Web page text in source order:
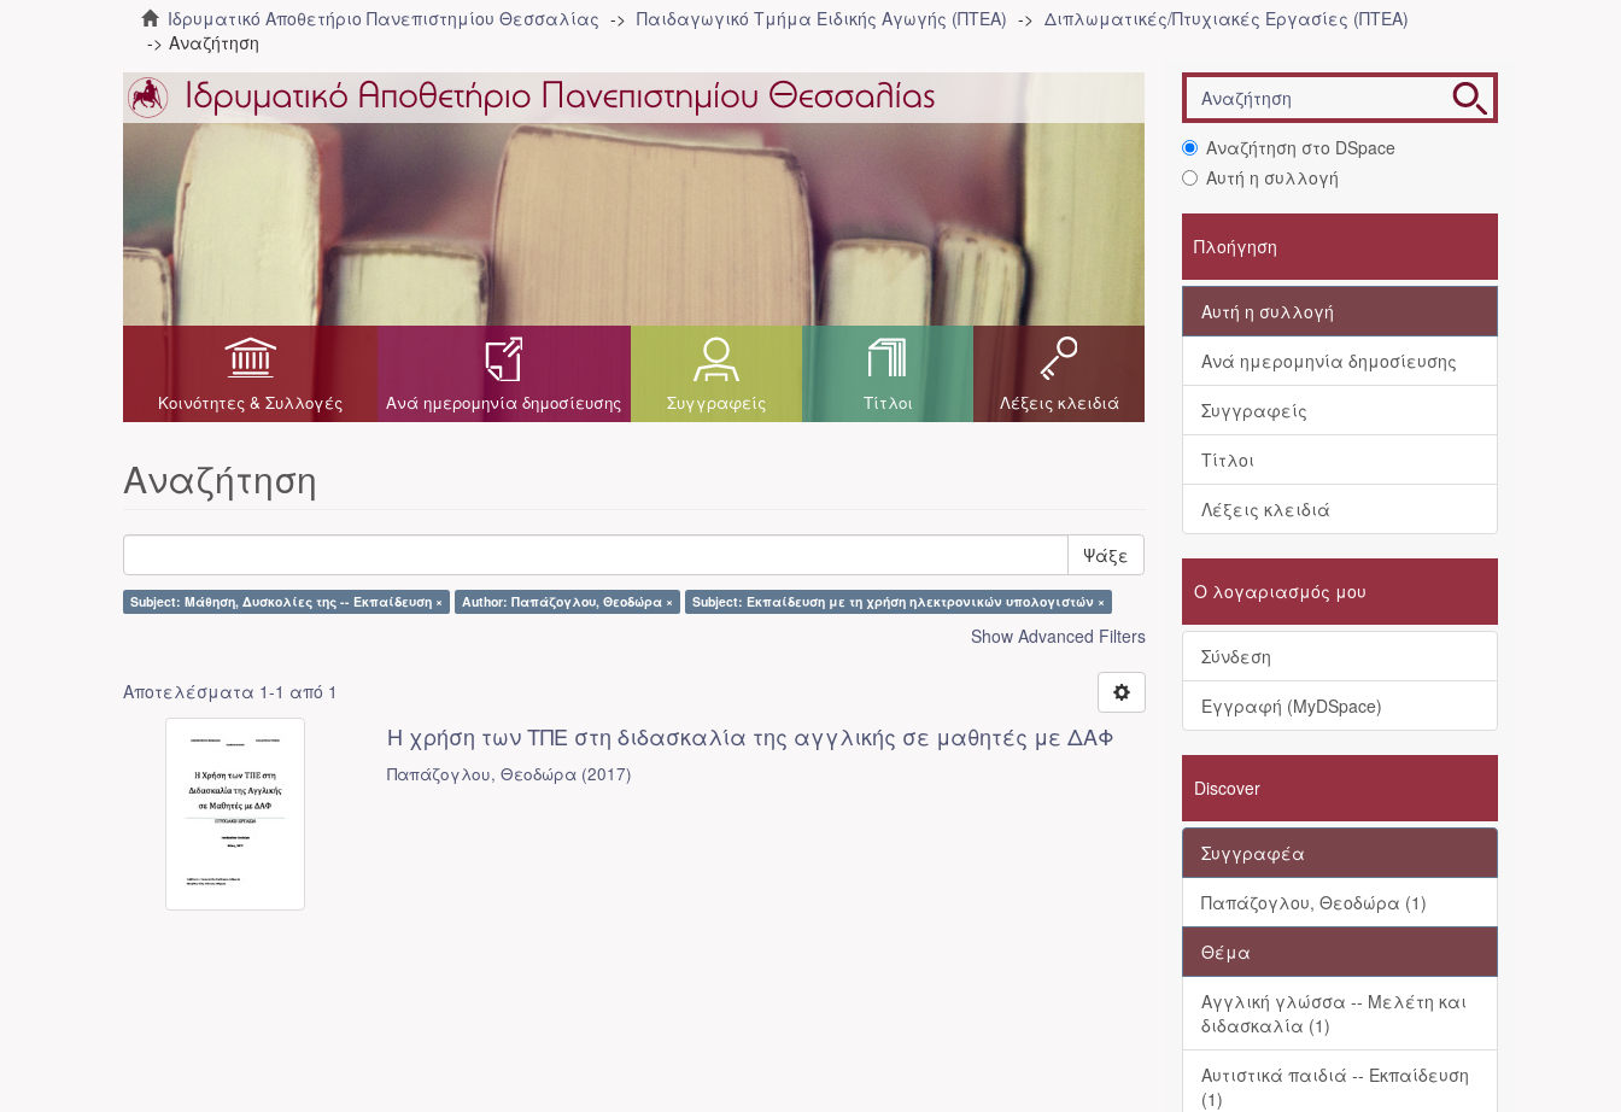
Ιδρυματικό Αποθετήριο Πανεπιστημίου Θεσσαλίας Παιδαγωγικό Τμήμα Ειδικής Αγωγής (ΠΤΕΑ)
Διπλωματικές/Πτυχιακές Εργασίες (ΠΤΕΑ)
Αναζήτηση
Κοινότητες & Συλλογές Ανά ημερομηνία δημοσίευσης Συγγραφείς Τίτλοι Λέξεις κλειδιά
Αναζήτηση
Ψάξε
Subject: Μάθηση, Δυσκολίες της -- Εκπαίδευση × Author: Παπάζογλου, Θεοδώρα × Subject: Εκπαίδευση με τη χρήση ηλεκτρονικών υπολογιστών ×
Show Advanced Filters
Αποτελέσματα 1-1 από 1
Η χρήση των ΤΠΕ στη διδασκαλία της αγγλικής σε μαθητές με ΔΑΦ
Παπάζογλου, Θεοδώρα (2017)
Αναζήτηση στο DSpace
Αυτή η συλλογή
Πλοήγηση
Αυτή η συλλογή
Ανά ημερομηνία δημοσίευσης
Συγγραφείς
Τίτλοι
Λέξεις κλειδιά
Ο λογαριασμός μου
Σύνδεση
Εγγραφή (MyDSpace)
Discover
Συγγραφέα
Παπάζογλου, Θεοδώρα (1)
Θέμα
Αγγλική γλώσσα -- Μελέτη και
διδασκαλία (1)
Αυτιστικά παιδιά -- Εκπαίδευση
(1)